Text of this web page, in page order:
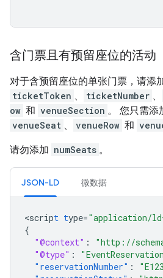
含门票且有预留座位的活动
对于含预留座位的单张门票，请添
ticketToken 、 ticketNumber 、
ow 和 venueSection 。 您只需添
venueSeat 、 venueRow 和
请勿添加 numSeats 。
JSON-LD 微数据
<script type="application/
{
"@context" : "http://
"@type" :
"reservationNumber" :